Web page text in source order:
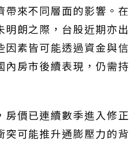
帶來不同層面的影響。在
明朗之際，台股近期亦出
因素皆可能透過資金與信
內房市後續表現，仍需持
房價已連續數季進入修正
突可能推升通膨壓力的背